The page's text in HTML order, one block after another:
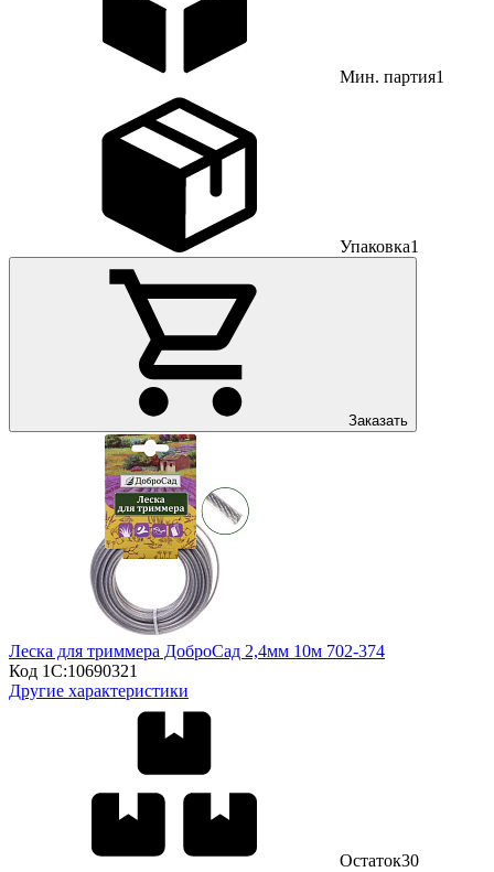
Мин. партия1
Упаковка1
Заказать
Леска для триммера ДоброСад 2,4мм 10м 702-374
Код 1С:10690321
Другие характеристики
Остаток30